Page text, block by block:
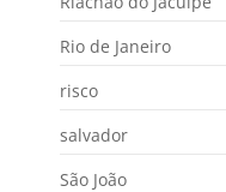
Rio de Janeiro
risco
salvador
São João